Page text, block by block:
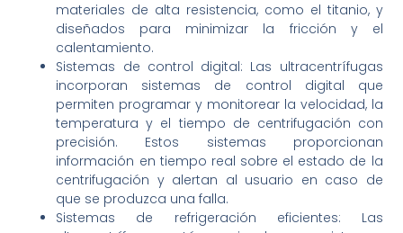
materiales de alta resistencia, como el titanio, y
diseñados para minimizar la fricción y el
calentamiento.
Sistemas de control digital: Las ultracentrífugas
incorporan sistemas de control digital que
permiten programar y monitorear la velocidad, la
temperatura y el tiempo de centrifugación con
precisión. Estos sistemas proporcionan
información en tiempo real sobre el estado de la
centrifugación y alertan al usuario en caso de
que se produzca una falla.
Sistemas de refrigeración eficientes: Las